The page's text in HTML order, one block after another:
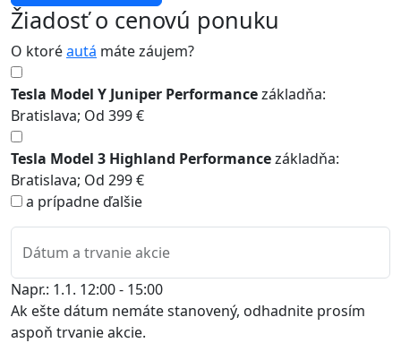
Žiadosť o cenovú ponuku
O ktoréautá máte záujem?
Tesla Model Y Juniper Performancezákladňa:
Bratislava; Od 399 €
Tesla Model 3 Highland Performancezákladňa:
Bratislava; Od 299 €
a prípadne ďalšie
Dátum a trvanie akcie
Napr.: 1.1. 12:00 - 15:00
Ak ešte dátum nemáte stanovený, odhadnite prosím
aspoň trvanie akcie.